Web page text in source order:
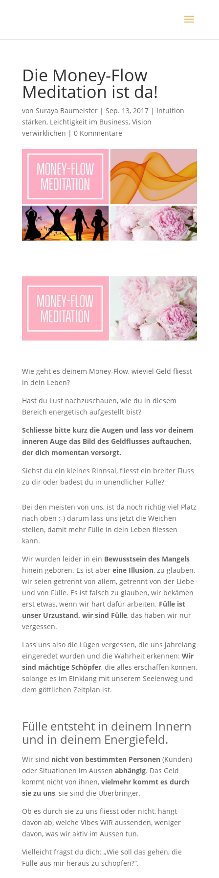
Die Money-Flow
Meditation ist da!
von Suraya Baumeister| Sep. 13, 2017| Intuition
stärken, Leichtigkeit im Business, Vision
verwirklichen | 0 Kommentare
Wie geht es deinem Money-Flow, wieviel Geld fliesst
in dein Leben?
Hast du Lust nachzuschauen, wie du in diesem
Bereich energetisch aufgestellt bist?
Schliesse bitte kurz die Augen und lass vor deinem
inneren Auge das Bild des Geldflusses auftauchen,
der dich momentan versorgt.
Siehst du ein kleines Rinnsal, fliesst ein breiter Fluss
zu dir oder badest du in unendlicher Fülle?
Bei den meisten von uns, ist da noch richtig viel Platz
nach oben :-) darum lass uns jetzt die Weichen
stellen, damit mehr Fülle in dein Leben fliessen
kann.
Wir wurden leider in ein Bewusstsein des Mangels
hinein geboren. Es ist aber eine Illusion, zu glauben,
wir seien getrennt von allem, getrennt von der Liebe
und von Fülle. Es ist falsch zu glauben, wir bekämen
erst etwas, wenn wir hart dafür arbeiten. Fülle ist
unser Urzustand, wir sind Fülle, das haben wir nur
vergessen.
Lass uns also die Lügen vergessen, die uns jahrelang
eingeredet wurden und die Wahrheit erkennen: Wir
sind mächtige Schöpfer, die alles erschaffen können,
solange es im Einklang mit unserem Seelenweg und
dem göttlichen Zeitplan ist.
Fülle entsteht in deinem Innern
und in deinem Energiefeld.
Wir sind nicht von bestimmten Personen (Kunden)
oder Situationen im Aussen abhängig. Das Geld
kommt nicht von ihnen, vielmehr kommt es durch
sie zu uns, sie sind die Überbringer.
Ob es durch sie zu uns fliesst oder nicht, hängt
davon ab, welche Vibes WIR aussenden, weniger
davon, was wir aktiv im Aussen tun.
Vielleicht fragst du dich: „Wie soll das gehen, die
Fülle aus mir heraus zu schöpfen?“.